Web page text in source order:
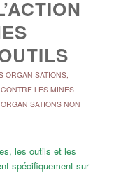
ORGANISATIONS,
LES MINES
ORGANISATIONS NON
les outils et les
spécifiquement sur